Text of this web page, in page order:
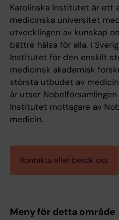
Karolinska Institutet är ett
medicinska universitet
utvecklingen av kunskap
bättre hälsa för alla. I
Institutet för den enskilt
medicinsk akademisk
största utbudet av
år utser
Institutet mottagare av
medicin.
Kontakta eller besök oss
Meny för detta område